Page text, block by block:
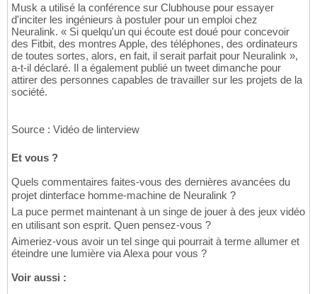
Musk a utilisé la conférence sur Clubhouse pour essayer
d'inciter les ingénieurs à postuler pour un emploi chez
Neuralink. « Si quelqu'un qui écoute est doué pour concevoir
des Fitbit, des montres Apple, des téléphones, des ordinateurs
de toutes sortes, alors, en fait, il serait parfait pour Neuralink »,
a-t-il déclaré. Il a également publié un tweet dimanche pour
attirer des personnes capables de travailler sur les projets de la
société.
Source : Vidéo de linterview
Et vous ?
Quels commentaires faites-vous des dernières avancées du
projet dinterface homme-machine de Neuralink ?
La puce permet maintenant à un singe de jouer à des jeux vidéo
en utilisant son esprit. Quen pensez-vous ?
Aimeriez-vous avoir un tel singe qui pourrait à terme allumer et
éteindre une lumière via Alexa pour vous ?
Voir aussi :